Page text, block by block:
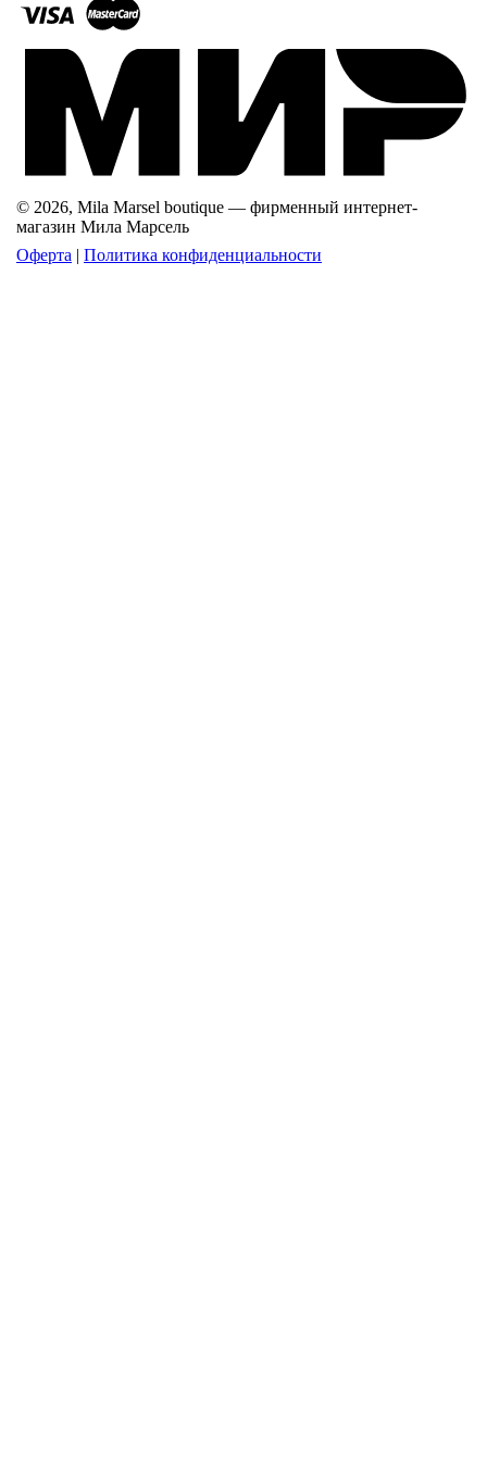
© 2026, Mila Marsel boutique — фирменный интернет-
магазин Мила Марсель
Оферта | Политика конфиденциальности